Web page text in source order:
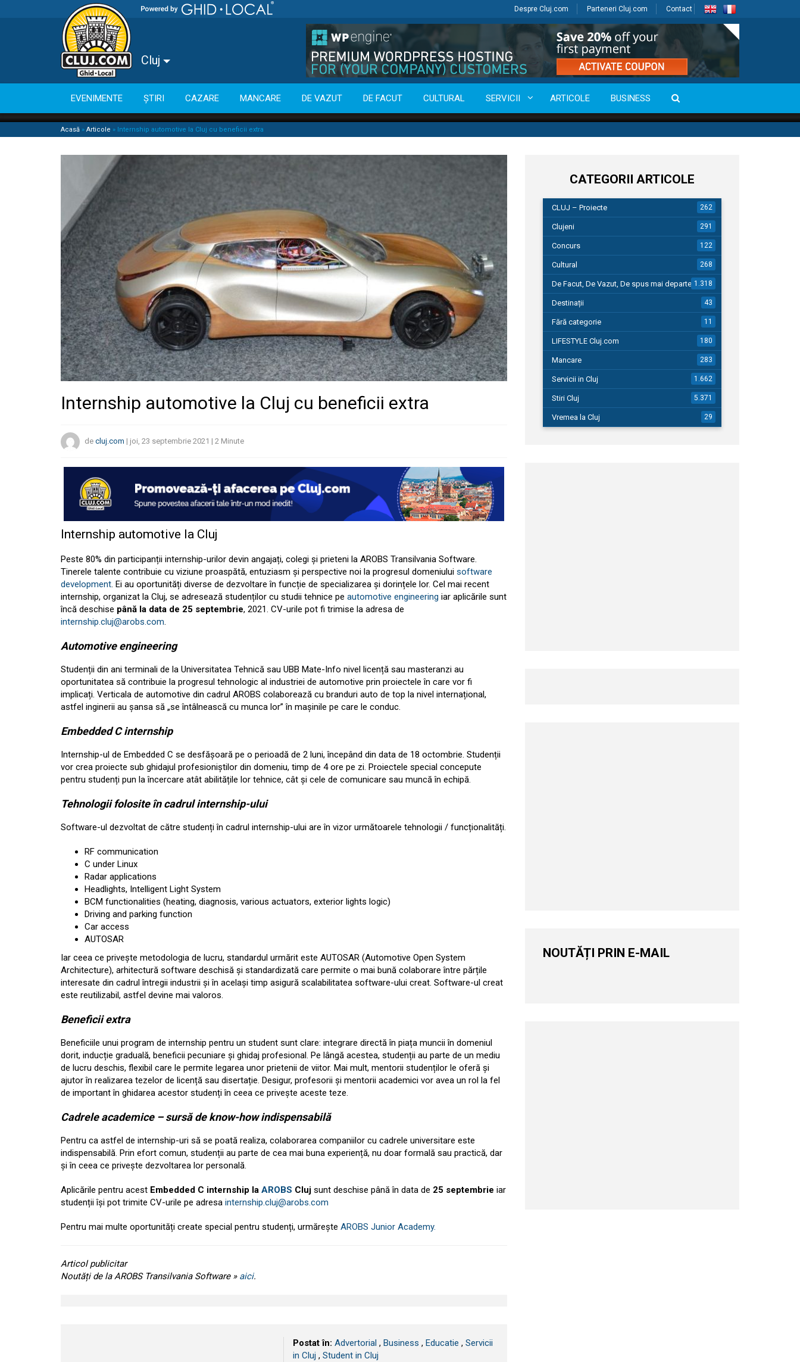
Despre Cluj.com Parteneri Cluj.com Contact
Cluj
EVENIMENTE ȘTIRI CAZARE MANCARE DE VAZUT DE FACUT CULTURAL SERVICII ARTICOLE BUSINESS
Acasă » Articole » Internship automotive la Cluj cu beneficii extra
Internship automotive la Cluj cu beneficii extra
de cluj.com | joi, 23 septembrie 2021 | 2 Minute
Internship automotive la Cluj
Peste 80% din participanții internship-urilor devin angajați, colegi și prieteni la AROBS Transilvania Software.
Tinerele talente contribuie cu viziune proaspătă, entuziasm și perspective noi la progresul domeniului software
development. Ei au oportunități diverse de dezvoltare în funcție de specializarea și dorințele lor. Cel mai recent
internship, organizat la Cluj, se adresează studenților cu studii tehnice pe automotive engineering iar aplicările sunt
încă deschise până la data de 25 septembrie, 2021. CV-urile pot fi trimise la adresa de
internship.cluj@arobs.com.
Automotive engineering
Studenții din ani terminali de la Universitatea Tehnică sau UBB Mate-Info nivel licență sau masteranzi au
oportunitatea să contribuie la progresul tehnologic al industriei de automotive prin proiectele în care vor fi
implicați. Verticala de automotive din cadrul AROBS colaborează cu branduri auto de top la nivel internațional,
astfel inginerii au șansa să „se întâlnească cu munca lor” în mașinile pe care le conduc.
Embedded C internship
Internship-ul de Embedded C se desfășoară pe o perioadă de 2 luni, începând din data de 18 octombrie. Studenții
vor crea proiecte sub ghidajul profesioniștilor din domeniu, timp de 4 ore pe zi. Proiectele special concepute
pentru studenți pun la încercare atât abilitățile lor tehnice, cât și cele de comunicare sau muncă în echipă.
Tehnologii folosite în cadrul internship-ului
Software-ul dezvoltat de către studenți în cadrul internship-ului are în vizor următoarele tehnologii / funcționalități.
RF communication
C under Linux
Radar applications
Headlights, Intelligent Light System
BCM functionalities (heating, diagnosis, various actuators, exterior lights logic)
Driving and parking function
Car access
AUTOSAR
Iar ceea ce privește metodologia de lucru, standardul urmărit este AUTOSAR (Automotive Open System
Architecture), arhitectură software deschisă și standardizată care permite o mai bună colaborare între părțile
interesate din cadrul întregii industrii și în același timp asigură scalabilitatea software-ului creat. Software-ul creat
este reutilizabil, astfel devine mai valoros.
Beneficii extra
Beneficiile unui program de internship pentru un student sunt clare: integrare directă în piața muncii în domeniul
dorit, inducție graduală, beneficii pecuniare și ghidaj profesional. Pe lângă acestea, studenții au parte de un mediu
de lucru deschis, flexibil care le permite legarea unor prietenii de viitor. Mai mult, mentorii studenților le oferă și
ajutor în realizarea tezelor de licență sau disertație. Desigur, profesorii și mentorii academici vor avea un rol la fel
de important în ghidarea acestor studenți în ceea ce privește aceste teze.
Cadrele academice – sursă de know-how indispensabilă
Pentru ca astfel de internship-uri să se poată realiza, colaborarea companiilor cu cadrele universitare este
indispensabilă. Prin efort comun, studenții au parte de cea mai buna experiență, nu doar formală sau practică, dar
și în ceea ce privește dezvoltarea lor personală.
Aplicările pentru acest Embedded C internship la AROBS Cluj sunt deschise până în data de 25 septembrie iar
studenții își pot trimite CV-urile pe adresa internship.cluj@arobs.com
Pentru mai multe oportunități create special pentru studenți, urmărește AROBS Junior Academy.
Articol publicitar
Noutăți de la AROBS Transilvania Software » aici.
Postat în: Advertorial , Business , Educatie , Servicii
in Cluj , Student in Cluj
CATEGORII ARTICOLE
CLUJ – Proiecte 262
Clujeni 291
Concurs 122
Cultural 268
De Facut, De Vazut, De spus mai departe…1.318
Destinații 43
Fără categorie 11
LIFESTYLE Cluj.com 180
Mancare 283
Servicii in Cluj 1.662
Stiri Cluj 5.371
Vremea la Cluj 29
NOUTĂȚI PRIN E-MAIL